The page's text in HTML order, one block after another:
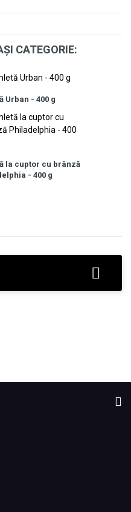
CATEGORIE:
Urban - 400 g
la cuptor cu brânză
- 400 g